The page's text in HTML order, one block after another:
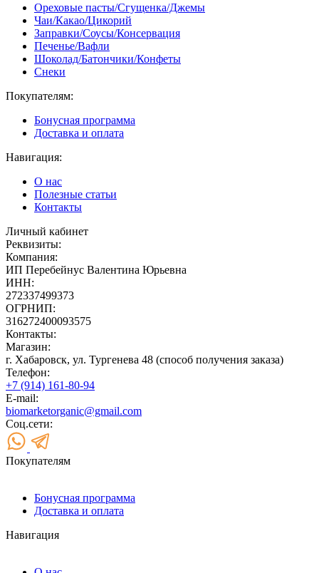
Ореховые пасты/Сгущенка/Джемы
Чаи/Какао/Цикорий
Заправки/Соусы/Консервация
Печенье/Вафли
Шоколад/Батончики/Конфеты
Снеки
Покупателям:
Бонусная программа
Доставка и оплата
Навигация:
О нас
Полезные статьи
Контакты
Личный кабинет
Реквизиты:
Компания:
ИП Перебейнус Валентина Юрьевна
ИНН:
272337499373
ОГРНИП:
316272400093575
Контакты:
Магазин:
г. Хабаровск, ул. Тургенева 48 (способ получения заказа)
Телефон:
+7 (914) 161-80-94
E-mail:
biomarketorganic@gmail.com
Соц.сети:
Покупателям
Бонусная программа
Доставка и оплата
Навигация